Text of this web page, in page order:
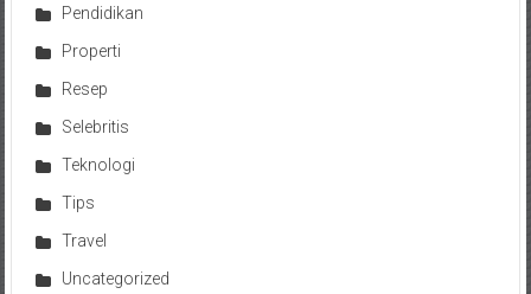
Pendidikan
Properti
Resep
Selebritis
Teknologi
Tips
Travel
Uncategorized